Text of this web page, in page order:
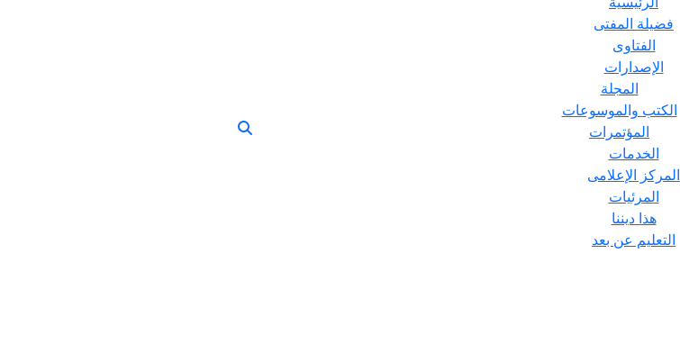
فضيلة المفتى
الفتاوى
الإصدارات
المجلة
الكتب والموسوعات
المؤتمرات
الخدمات
المركز الإعلامى
المرئيات
هذا ديننا
التعليم عن بعد